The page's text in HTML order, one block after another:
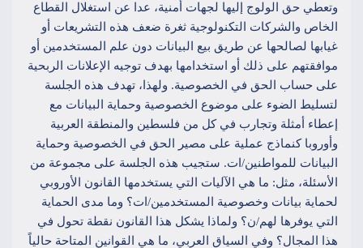
وتعطي حق الولوج إليها لجهات أمنية، عدا عن استغلال القطاع
الخاص والشركات التكنولوجية ثغرة ضعف هذه التشريعات أو
غيابها لصالحها عن طريق بيع البيانات دون علم المستخدمين أو
موافقتهم على ذلك أو استخدامها بهدف توجيه الإعلانات الربحية
على حساب الحق في الخصوصية. ولهذا، تهدف هذه الجلسة
لتسليط الضوء على موضوع الخصوصية وحماية البيانات مع
إعطاء أمثلة وتجارب في كل من فلسطين والمنطقة العربية
وأوروبا كنماذج عملية على مصير الحق في الخصوصية وحماية
البيانات للمواطنين/ات. ستجيب هذه الجلسة على مجموعة من
الأسئلة، مثل: ما هي الآليات التي يستخدمها القانون الأوروبي
لحماية بيانات وخصوصية المستخدمين/ات؟ وما مدى الحماية
التي يوفرها لهم/ن؟ ولماذا يشكل هذا القانون نقطة تحول في
هذا المجال؟ وفي السياق العربي، ما هي القوانين المتاحة حالياً